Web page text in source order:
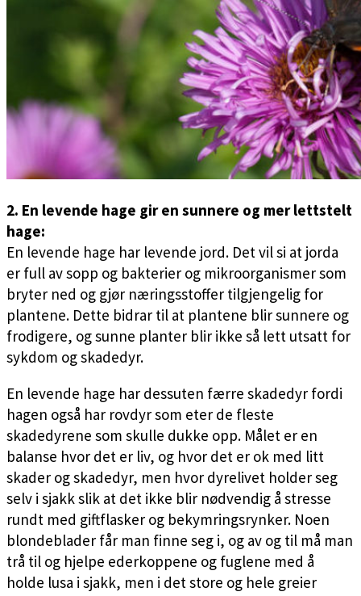
2. En levende hage gir en sunnere og mer lettstelt
hage:
En levende hage har levende jord. Det vil si at jorda
er full av sopp og bakterier og mikroorganismer som
bryter ned og gjør næringsstoffer tilgjengelig for
plantene. Dette bidrar til at plantene blir sunnere og
frodigere, og sunne planter blir ikke så lett utsatt for
sykdom og skadedyr.
En levende hage har dessuten færre skadedyr fordi
hagen også har rovdyr som eter de fleste
skadedyrene som skulle dukke opp. Målet er en
balanse hvor det er liv, og hvor det er ok med litt
skader og skadedyr, men hvor dyrelivet holder seg
selv i sjakk slik at det ikke blir nødvendig å stresse
rundt med giftflasker og bekymringsrynker. Noen
blondeblader får man finne seg i, og av og til må man
trå til og hjelpe ederkoppene og fuglene med å
holde lusa i sjakk, men i det store og hele greier